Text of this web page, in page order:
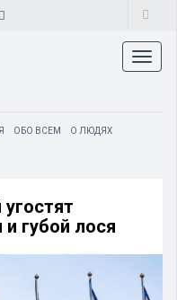
ОБО ВСЕМ
О ЛЮДЯХ
губой лося